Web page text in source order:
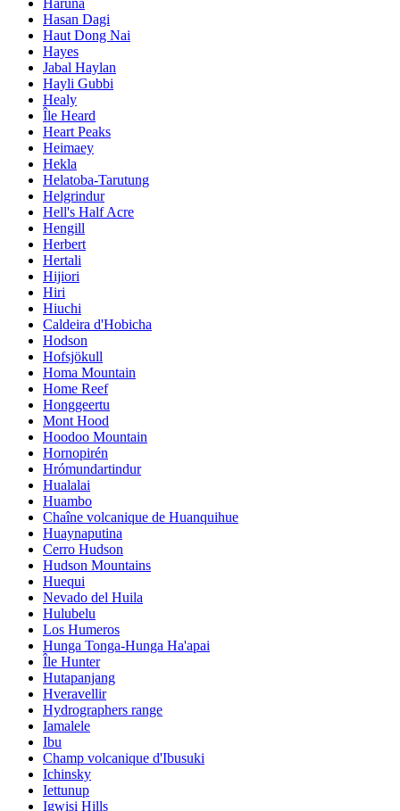
Hasan Dagi
Haut Dong Nai
Hayes
Jabal Haylan
Hayli Gubbi
Healy
Île Heard
Heart Peaks
Heimaey
Hekla
Helatoba-Tarutung
Helgrindur
Hell's Half Acre
Hengill
Herbert
Hertali
Hijiori
Hiri
Hiuchi
Caldeira d'Hobicha
Hodson
Hofsjökull
Homa Mountain
Home Reef
Honggeertu
Mont Hood
Hoodoo Mountain
Hornopirén
Hrómundartindur
Hualalai
Huambo
Chaîne volcanique de Huanquihue
Huaynaputina
Cerro Hudson
Hudson Mountains
Huequi
Nevado del Huila
Hulubelu
Los Humeros
Hunga Tonga-Hunga Ha'apai
Île Hunter
Hutapanjang
Hveravellir
Hydrographers range
Iamalele
Ibu
Champ volcanique d'Ibusuki
Ichinsky
Iettunup
Igwisi Hills